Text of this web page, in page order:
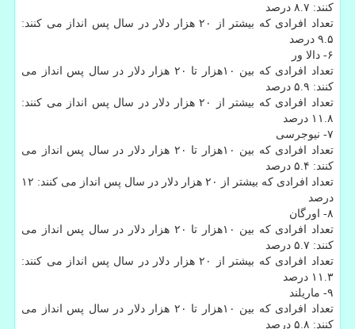
كنند: ۸.۷ درصد
تعداد افرادی كه بیشتر از ۲۰ هزار دلار در سال پس انداز می كنند:
۹.۵ درصد
۶- دالا ور
تعداد افرادی كه بین ۱۰هزار تا ۲۰ هزار دلار در سال پس انداز می
كنند: ۵.۹ درصد
تعداد افرادی كه بیشتر از ۲۰ هزار دلار در سال پس انداز می كنند:
۱۱.۸ درصد
۷- نیوجرسی
تعداد افرادی كه بین ۱۰هزار تا ۲۰ هزار دلار در سال پس انداز می
كنند: ۵.۴ درصد
تعداد افرادی كه بیشتر از ۲۰ هزار دلار در سال پس انداز می كنند: ۱۲
درصد
۸- اورگان
تعداد افرادی كه بین ۱۰هزار تا ۲۰ هزار دلار در سال پس انداز می
كنند: ۵.۷ درصد
تعداد افرادی كه بیشتر از ۲۰ هزار دلار در سال پس انداز می كنند:
۱۱.۳ درصد
۹- ماریلند
تعداد افرادی كه بین ۱۰هزار تا ۲۰ هزار دلار در سال پس انداز می
كنند: ۵.۸ درصد